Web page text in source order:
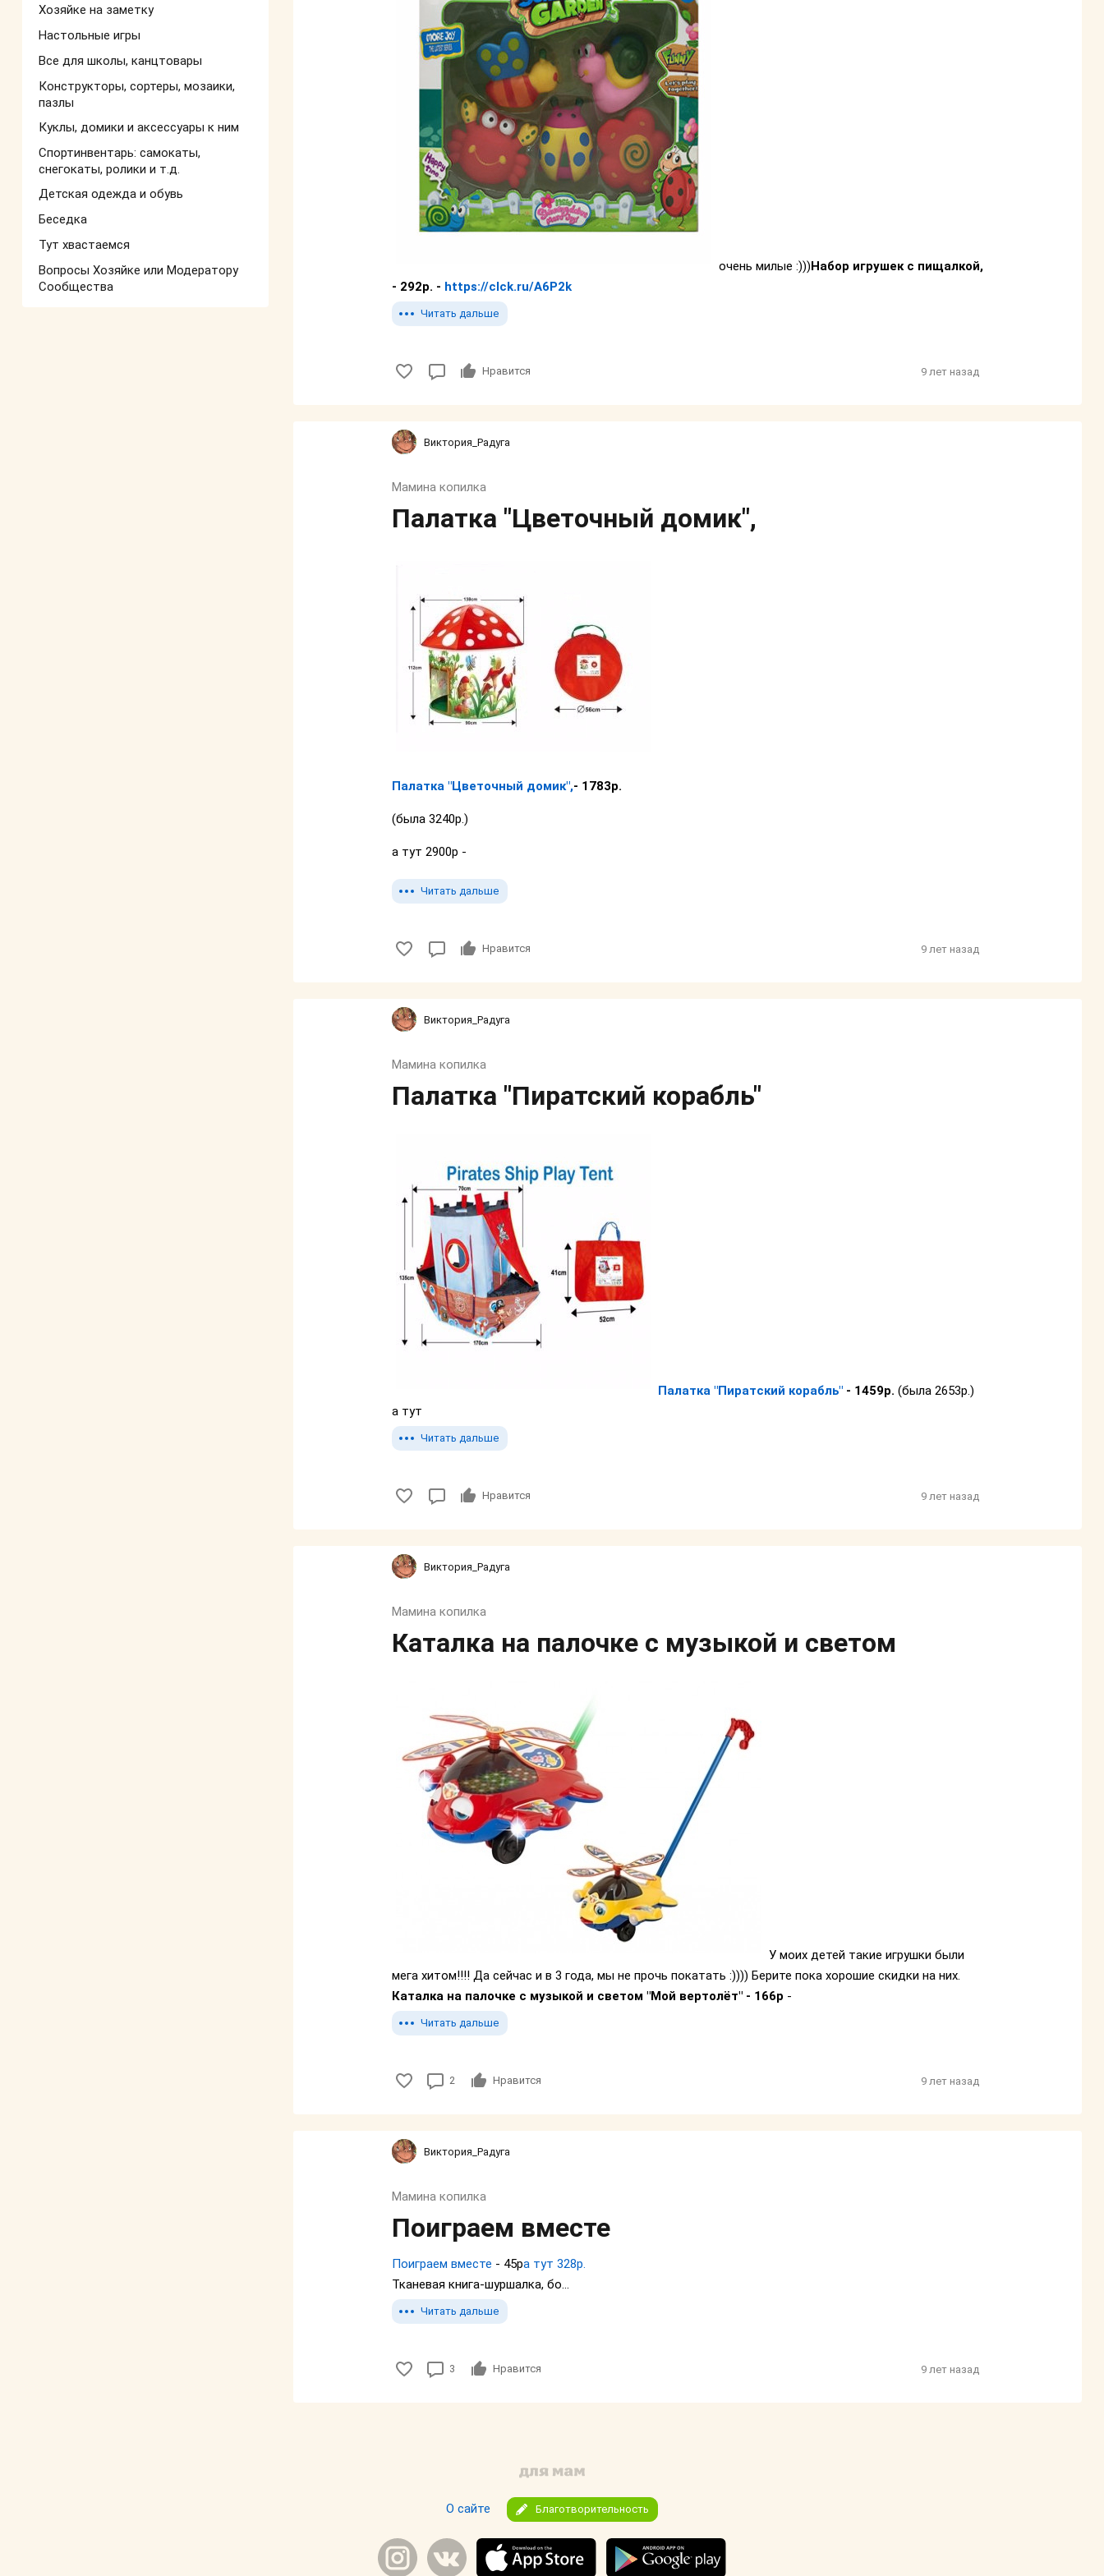
Хозяйке на заметку
Настольные игры
Все для школы, канцтовары
Конструкторы, сортеры, мозаики,
пазлы
Куклы, домики и аксессуары к ним
Спортинвентарь: самокаты,
снегокаты, ролики и т.д.
Детская одежда и обувь
Беседка
Тут хвастаемся
Вопросы Хозяйке или Модератору
Сообщества
очень милые :)))Набор игрушек с пищалкой,
- 292р. - https://clck.ru/A6P2k
Читать дальше
Нравится 9 лет назад
Виктория_Радуга
Мамина копилка
Палатка "Цветочный домик",
Палатка "Цветочный домик",- 1783р.
(была 3240р.)
а тут 2900р -
Читать дальше
Нравится 9 лет назад
Виктория_Радуга
Мамина копилка
Палатка "Пиратский корабль"
Палатка "Пиратский корабль" - 1459р. (была 2653р.)
а тут
Читать дальше
Нравится 9 лет назад
Виктория_Радуга
Мамина копилка
Каталка на палочке с музыкой и светом
У моих детей такие игрушки были
мега хитом!!!! Да сейчас и в 3 года, мы не прочь покатать :)))) Берите пока хорошие скидки на них.
Каталка на палочке с музыкой и светом "Мой вертолёт" - 166р -
Читать дальше
2 Нравится 9 лет назад
Виктория_Радуга
Мамина копилка
Поиграем вместе
Поиграем вместе - 45ра тут 328р.
Тканевая книга-шуршалка, бо...
Читать дальше
3 Нравится 9 лет назад
О сайте Благотворительность